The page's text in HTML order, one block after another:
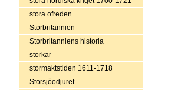
stora ofreden
Storbritannien
Storbritanniens historia
storkar
stormaktstiden 1611-1718
Storsjöodjuret